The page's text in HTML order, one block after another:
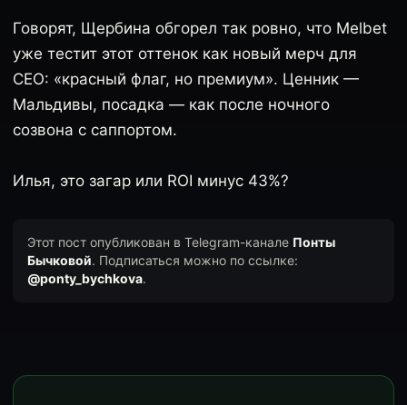
Говорят, Щербина обгорел так ровно, что Melbet
уже тестит этот оттенок как новый мерч для
CEO: «красный флаг, но премиум». Ценник —
Мальдивы, посадка — как после ночного
созвона с саппортом.
Илья, это загар или ROI минус 43%?
Этот пост опубликован в Telegram-канале Понты
Бычковой. Подписаться можно по ссылке:
@ponty_bychkova.